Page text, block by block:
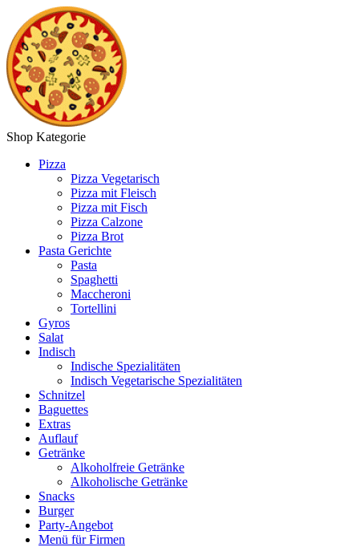
Shop Kategorie
Pizza
Pizza Vegetarisch
Pizza mit Fleisch
Pizza mit Fisch
Pizza Calzone
Pizza Brot
Pasta Gerichte
Pasta
Spaghetti
Maccheroni
Tortellini
Gyros
Salat
Indisch
Indische Spezialitäten
Indisch Vegetarische Spezialitäten
Schnitzel
Baguettes
Extras
Auflauf
Getränke
Alkoholfreie Getränke
Alkoholische Getränke
Snacks
Burger
Party-Angebot
Menü für Firmen